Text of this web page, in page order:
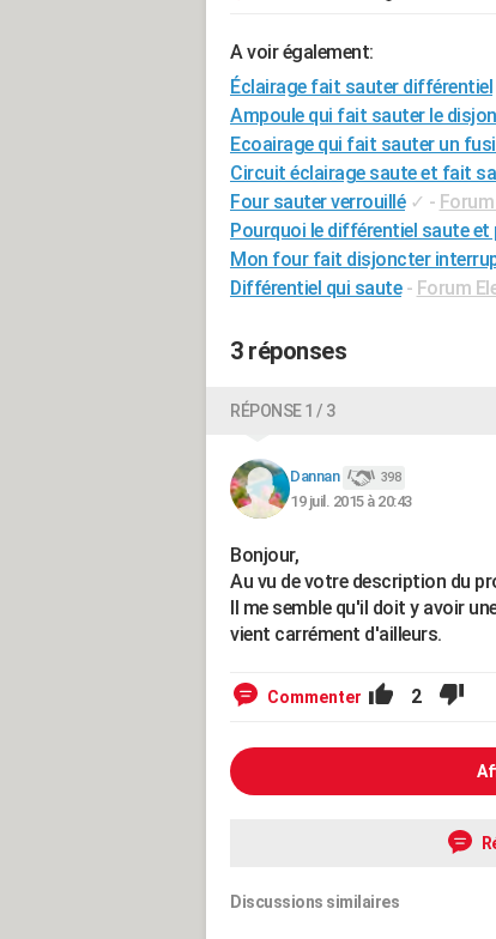
A voir également:
Éclairage fait sauter différentiel
Ampoule qui fait sauter le
Ecoairage qui fait sauter un
Circuit éclairage saute et fait
Four sauter verrouillé ✓ -
Pourquoi le différentiel saute
Mon four fait disjoncter
Différentiel qui saute - Forum
3 réponses
RÉPONSE 1 / 3
Dannan 398
19 juil. 2015 à 20:43
Bonjour,
Au vu de votre description du
Il me semble qu'il doit y avoir
vient carrément d'ailleurs.
Commenter 2
Discussions similaires